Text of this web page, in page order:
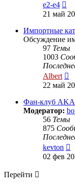
e2-e4
к
21 май
Импортные
Обсуждение
97 Темы
1003
Albert
к
22 май
Фан-клуб
Модератор:
56 Темы
875
kevton
к
02 фев
Перейти